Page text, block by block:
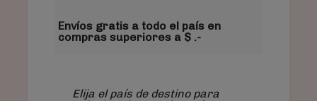
Envíos gratis a todo el país en
compras superiores a $ .-
Elija el país de destino para